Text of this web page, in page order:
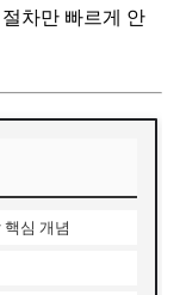
차만 빠르게 안
심 개념